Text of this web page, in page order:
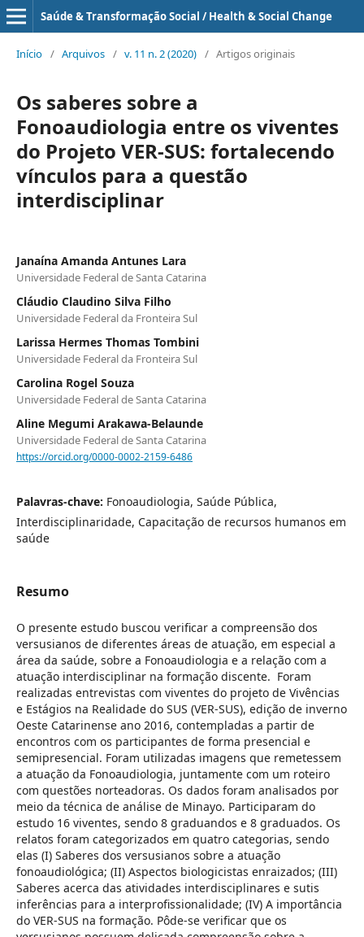
Saúde & Transformação Social / Health & Social Change
Início / Arquivos / v. 11 n. 2 (2020) / Artigos originais
Os saberes sobre a
Fonoaudiologia entre os viventes
do Projeto VER-SUS: fortalecendo
vínculos para a questão
interdisciplinar
Janaína Amanda Antunes Lara
Universidade Federal de Santa Catarina
Cláudio Claudino Silva Filho
Universidade Federal da Fronteira Sul
Larissa Hermes Thomas Tombini
Universidade Federal da Fronteira Sul
Carolina Rogel Souza
Universidade Federal de Santa Catarina
Aline Megumi Arakawa-Belaunde
Universidade Federal de Santa Catarina
https://orcid.org/0000-0002-2159-6486
Palavras-chave: Fonoaudiologia, Saúde Pública,
Interdisciplinaridade, Capacitação de recursos humanos em
saúde
Resumo
O presente estudo buscou verificar a compreensão dos
versusianos de diferentes áreas de atuação, em especial a
área da saúde, sobre a Fonoaudiologia e a relação com a
atuação interdisciplinar na formação discente. Foram
realizadas entrevistas com viventes do projeto de Vivências
e Estágios na Realidade do SUS (VER-SUS), edição de inverno
Oeste Catarinense ano 2016, contempladas a partir de
encontros com os participantes de forma presencial e
semipresencial. Foram utilizadas imagens que remetessem
a atuação da Fonoaudiologia, juntamente com um roteiro
com questões norteadoras. Os dados foram analisados por
meio da técnica de análise de Minayo. Participaram do
estudo 16 viventes, sendo 8 graduandos e 8 graduados. Os
relatos foram categorizados em quatro categorias, sendo
elas (I) Saberes dos versusianos sobre a atuação
fonoaudiológica; (II) Aspectos biologicistas enraizados; (III)
Saberes acerca das atividades interdisciplinares e sutis
inferências para a interprofissionalidade; (IV) A importância
do VER-SUS na formação. Pôde-se verificar que os